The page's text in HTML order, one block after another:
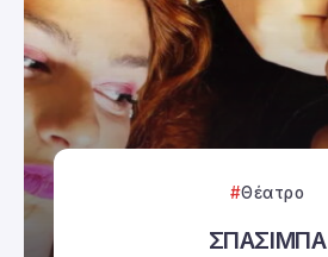
Θέατρο
ΣΠΑΣΙΜΠΑ